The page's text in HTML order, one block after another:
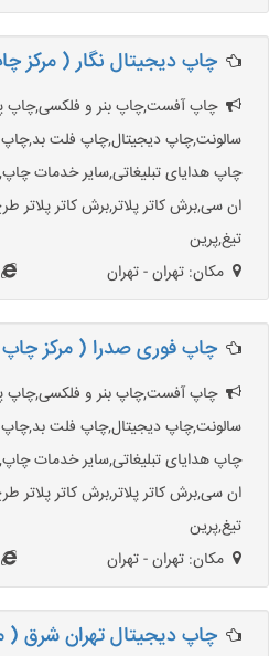
چاپ دیجیتال نگار ( مرکز
چاپ آفست,چاپ بنر و فلکسی,چاپ
چاپ هدایای تبلیغاتی,سایر خدمات
ان سی,برش کاتر پلاتر,برش کاتر پلاتر
تیغ,پرین
مکان: تهران - تهران
چاپ فوری صدرا ( مرکز
چاپ آفست,چاپ بنر و فلکسی,چاپ
چاپ هدایای تبلیغاتی,سایر خدمات
ان سی,برش کاتر پلاتر,برش کاتر پلاتر
تیغ,پرین
مکان: تهران - تهران
چاپ دیجیتال تهران شرق (